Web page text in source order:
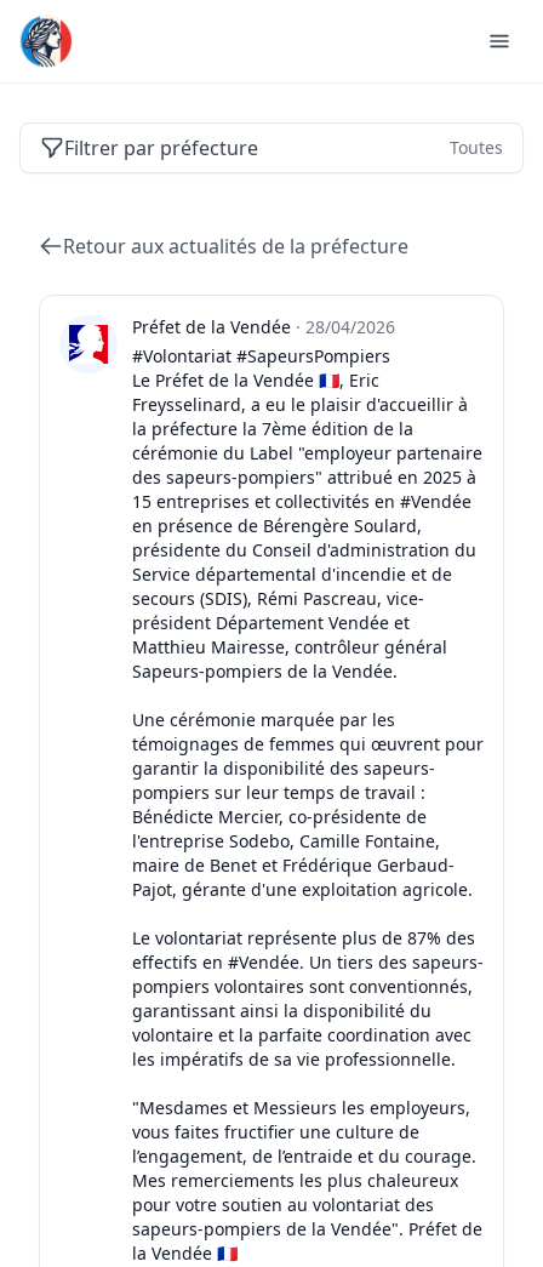
Actualités des préfectures de France
Filtrer par préfecture Toutes
Retour aux actualités de la préfecture
Préfet de la Vendée · 28/04/2026
#Volontariat #SapeursPompiers
Le Préfet de la Vendée 🇫🇷, Eric
Freysselinard, a eu le plaisir d'accueillir à
la préfecture la 7ème édition de la
cérémonie du Label "employeur partenaire
des sapeurs-pompiers" attribué en 2025 à
15 entreprises et collectivités en #Vendée
en présence de Bérengère Soulard,
présidente du Conseil d'administration du
Service départemental d'incendie et de
secours (SDIS), Rémi Pascreau, vice-
président Département Vendée et
Matthieu Mairesse, contrôleur général
Sapeurs-pompiers de la Vendée.
Une cérémonie marquée par les
témoignages de femmes qui œuvrent pour
garantir la disponibilité des sapeurs-
pompiers sur leur temps de travail :
Bénédicte Mercier, co-présidente de
l'entreprise Sodebo, Camille Fontaine,
maire de Benet et Frédérique Gerbaud-
Pajot, gérante d'une exploitation agricole.
Le volontariat représente plus de 87% des
effectifs en #Vendée. Un tiers des sapeurs-
pompiers volontaires sont conventionnés,
garantissant ainsi la disponibilité du
volontaire et la parfaite coordination avec
les impératifs de sa vie professionnelle.
"Mesdames et Messieurs les employeurs,
vous faites fructifier une culture de
l’engagement, de l’entraide et du courage.
Mes remerciements les plus chaleureux
pour votre soutien au volontariat des
sapeurs-pompiers de la Vendée". Préfet de
la Vendée 🇫🇷